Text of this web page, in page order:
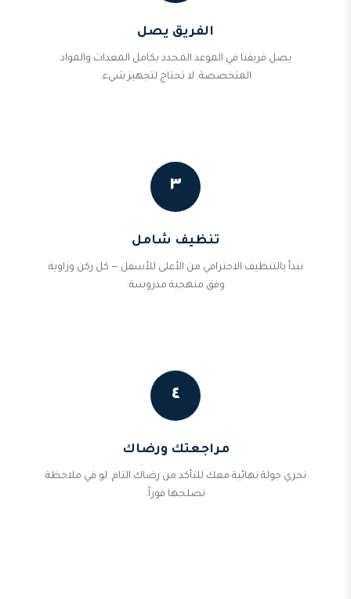
الفريق يصل
يصل فريقنا في الموعد المحدد بكامل المعدات والمواد
المتخصصة. لا تحتاج لتجهيز شيء.
٣
تنظيف شامل
نبدأ بالتنظيف الاحترافي من الأعلى للأسفل — كل ركن وزاوية
وفق منهجية مدروسة.
٤
مراجعتك ورضاك
نجري جولة نهائية معك للتأكد من رضاك التام. لو في ملاحظة
نصلحها فوراً.